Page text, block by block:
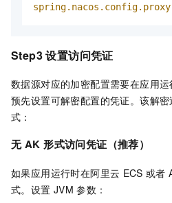
Step3 设置访问凭证
数据源对应的加密配置需要在应用
预先设置可解密配置的凭证。该解
式：
无 AK 形式访问凭证（推荐）
如果应用运行时在阿里云 ECS 或者
式。设置 JVM 参数：